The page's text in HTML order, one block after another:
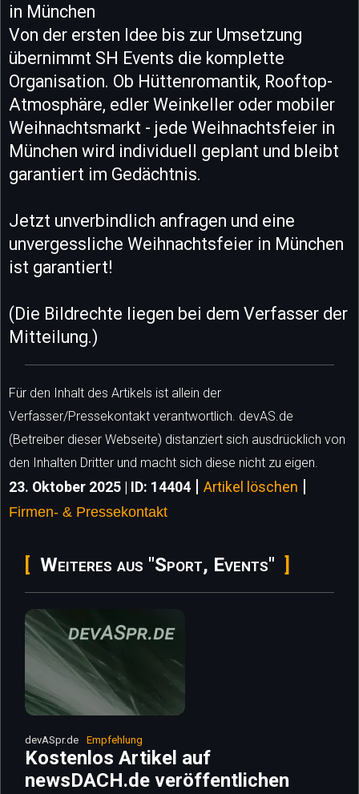
in München
Von der ersten Idee bis zur Umsetzung
übernimmt SH Events die komplette
Organisation. Ob Hüttenromantik, Rooftop-
Atmosphäre, edler Weinkeller oder mobiler
Weihnachtsmarkt - jede Weihnachtsfeier in
München wird individuell geplant und bleibt
garantiert im Gedächtnis.
Jetzt unverbindlich anfragen und eine
unvergessliche Weihnachtsfeier in München
ist garantiert!
(Die Bildrechte liegen bei dem Verfasser der
Mitteilung.)
Für den Inhalt des Artikels ist allein der
Verfasser/Pressekontakt verantwortlich. devAS.de
(Betreiber dieser Webseite) distanziert sich ausdrücklich von
den Inhalten Dritter und macht sich diese nicht zu eigen.
23. Oktober 2025 | ID: 14404 | Artikel löschen |
Firmen- & Pressekontakt
Weiteres aus "Sport, Events"
devASpr.de Empfehlung
Kostenlos Artikel auf
newsDACH.de veröffentlichen